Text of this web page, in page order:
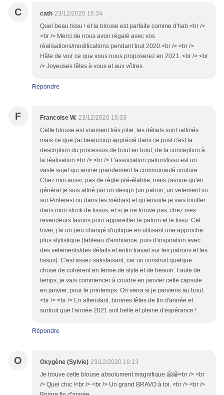
C cath 23/12/2020 16:34
Quel beau tissu ! et la blouse est parfaite comme d'hab.<br />
<br /> Merci de nous avoir régalé avec vos
réalisations/modifications pendant tout 2020.<br /> <br />
Hâte de voir ce que vous nous proposerez en 2021. <br /> <br
/> Joyeuses fêtes à vous et aux vôtres.
Répondre
F Francoise W. 23/12/2020 16:33
Cette blouse est vraiment très jolie, les détails sont raffinés
mais ce que j'ai beaucoup apprécié dans ce post c'est la
description du processus de bout en bout, de la conception à
la réalisation.<br /> <br /> L'association patron/tissu est un
vaste sujet qui anime grandement la communauté couture.
Chez moi aussi, pas de règle pré-établie, mais j'avoue qu'en
général je suis attiré par un design (un patron, un vetement vu
sur Pinterest ou dans les médias) et qu'ensuite je vais fouiller
dans mon stock de tissus, et si je ne trouve pas, chez mes
revendeurs favoris pour appareiller le patron et le tissu. Cet
hiver, j'ai un peu changé d'optique en utilisant une approche
plus stylistique (tableau d'ambiance, puis d'inspiration avec
des vetements/des détails et enfin travail sur les patrons et les
tissus). C'est assez satisfaisant, car on construit quelque
chose de cohérent en terme de style et de besoin. Faute de
temps, je vais commencer à coudre en janvier cette capsule
en janvier, pour le printemps. On verra si je parviens au bout.
<br /> <br /> En attendant, bonnes fêtes de fin d'année et
surtout que l'année 2021 soit belle et pleine d'espérance !
Répondre
O Oxygène (Sylvie) 23/12/2020 16:13
Je trouve cette blouse absolument magnifique 🤗🤩<br /> <br
/> Quel chic !<br /> <br /> Un grand BRAVO à toi. <br /> <br />